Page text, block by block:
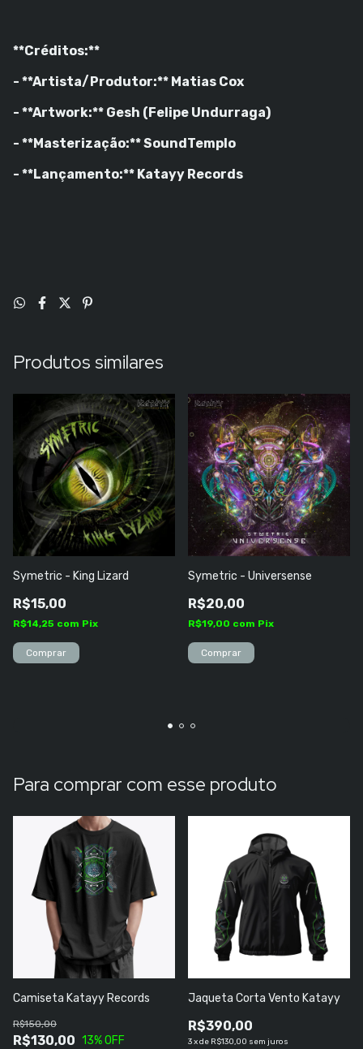
**Créditos:**
- **Artista/Produtor:** Matias Cox
- **Artwork:** Gesh (Felipe Undurraga)
- **Masterização:** SoundTemplo
- **Lançamento:** Katayy Records
Produtos similares
Symetric - King Lizard
R$15,00
R$14,25 com Pix
Symetric - Universense
R$20,00
R$19,00 com Pix
Para comprar com esse produto
Camiseta Katayy Records
R$130,00
R$150,00
13% OFF
Jaqueta Corta Vento Katayy
R$390,00
3xde R$130,00 sem juros